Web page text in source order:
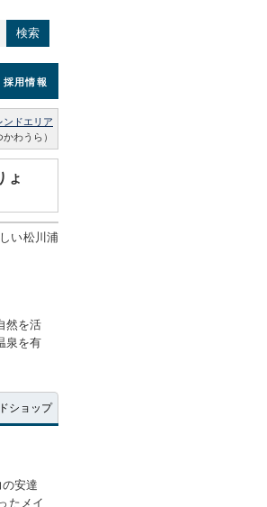
検索
採用情報
ンドエリア
わうら）
ょ
い松川浦
然を活
泉を有
安達
たメイ